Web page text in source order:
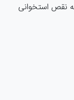
نقص استخوانی